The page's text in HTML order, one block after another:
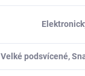
Velké podsvícené,